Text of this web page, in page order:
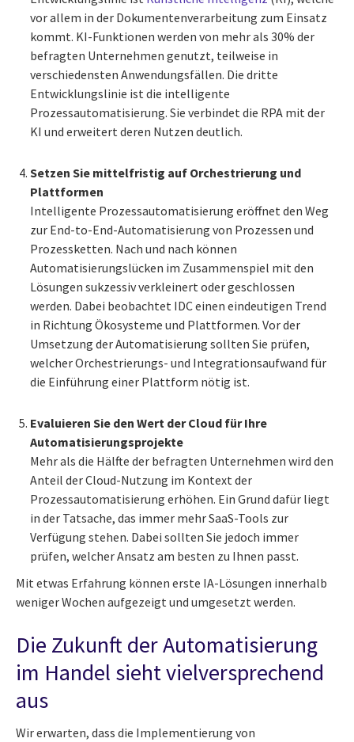
vor allem in der Dokumentenverarbeitung zum Einsatz
kommt. KI-Funktionen werden von mehr als 30% der
befragten Unternehmen genutzt, teilweise in
verschiedensten Anwendungsfällen. Die dritte
Entwicklungslinie ist die intelligente
Prozessautomatisierung. Sie verbindet die RPA mit der
KI und erweitert deren Nutzen deutlich.
Setzen Sie mittelfristig auf Orchestrierung und
Plattformen
Intelligente Prozessautomatisierung eröffnet den Weg
zur End-to-End-Automatisierung von Prozessen und
Prozessketten. Nach und nach können
Automatisierungslücken im Zusammenspiel mit den
Lösungen sukzessiv verkleinert oder geschlossen
werden. Dabei beobachtet IDC einen eindeutigen Trend
in Richtung Ökosysteme und Plattformen. Vor der
Umsetzung der Automatisierung sollten Sie prüfen,
welcher Orchestrierungs- und Integrationsaufwand für
die Einführung einer Plattform nötig ist.
Evaluieren Sie den Wert der Cloud für Ihre
Automatisierungsprojekte
Mehr als die Hälfte der befragten Unternehmen wird den
Anteil der Cloud-Nutzung im Kontext der
Prozessautomatisierung erhöhen. Ein Grund dafür liegt
in der Tatsache, das immer mehr SaaS-Tools zur
Verfügung stehen. Dabei sollten Sie jedoch immer
prüfen, welcher Ansatz am besten zu Ihnen passt.
Mit etwas Erfahrung können erste IA-Lösungen innerhalb
weniger Wochen aufgezeigt und umgesetzt werden.
Die Zukunft der Automatisierung
im Handel sieht vielversprechend
aus
Wir erwarten, dass die Implementierung von